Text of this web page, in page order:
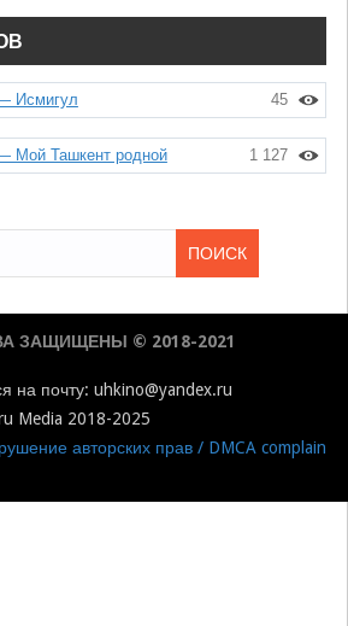
45
Исмигул
1 127
Мой Ташкент родной
ЗАЩИЩЕНЫ © 2018-2021
на почту: uhkino@yandex.ru
Media 2018-2025
авторских прав / DMCA complain